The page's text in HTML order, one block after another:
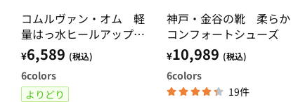
コムルヴァン・オム 軽
量はっ水ヒールアップシ
ューズ
¥6,589 (税込)
6colors
よりどり
神戸・金谷の靴 柔らか
コンフォートシューズ
¥10,989 (税込)
6colors
19件